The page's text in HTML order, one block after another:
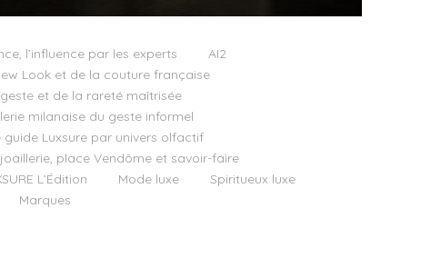
l’influence par les experts
AI2
Look et de la couture française
et de la rareté maîtrisée
milanaise du geste informel
guide Luxsure par univers olfactif
place Vendôme et savoir-faire
L’Édition Mode luxe
Spiritueux luxe
Marques